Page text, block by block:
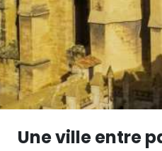
Une ville entre